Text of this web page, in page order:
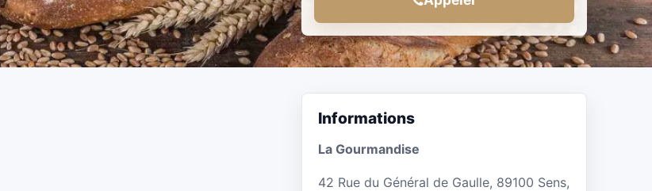
Informations
La Gourmandise
42 Rue du Général de Gaulle, 89100 Sens,